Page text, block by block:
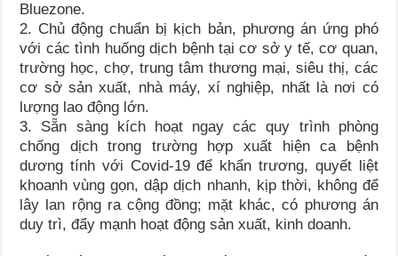
Bluezone.
2. Chủ động chuẩn bị kịch bản, phương án ứng phó
với các tình huống dịch bệnh tại cơ sở y tế, cơ quan,
trường học, chợ, trung tâm thương mại, siêu thị, các
cơ sở sản xuất, nhà máy, xí nghiệp, nhất là nơi có
lượng lao động lớn.
3. Sẵn sàng kích hoạt ngay các quy trình phòng
chống dịch trong trường hợp xuất hiện ca bệnh
dương tính với Covid-19 để khẩn trương, quyết liệt
khoanh vùng gọn, dập dịch nhanh, kịp thời, không để
lây lan rộng ra cộng đồng; mặt khác, có phương án
duy trì, đẩy mạnh hoạt động sản xuất, kinh doanh.